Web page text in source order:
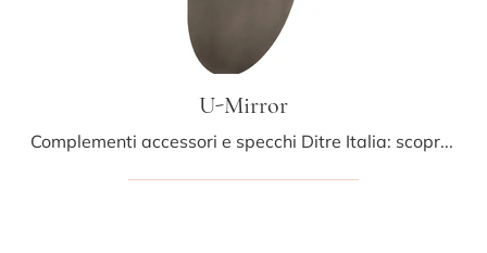
U-Mirror
Complementi accessori e specchi Ditre Italia: scopri come valorizzare i tuoi spazi design con il modello U-Mirror.